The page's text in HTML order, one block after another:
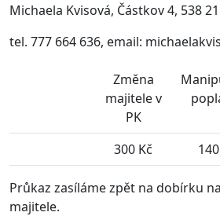
Michaela Kvisová, Částkov 4, 538
tel. 777 664 636, email:
Změna
majitele v
PK
300 Kč
Průkaz zasíláme zpět na dobírku
majitele.